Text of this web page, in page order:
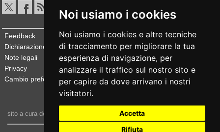
Noi usiamo i cookies
Noi usiamo i cookies e altre tecniche
di tracciamento per migliorare la tua
esperienza di navigazione, per
analizzare il traffico sul nostro sito e
per capire da dove arrivano i nostri
visitatori.
Accetta
Rifiuta
Feedback
Dichiarazione di accessibilità
Note legali
Privacy
Cambio preferenze cookie
sito a cura dell' Ufficio stampa e comunicazione